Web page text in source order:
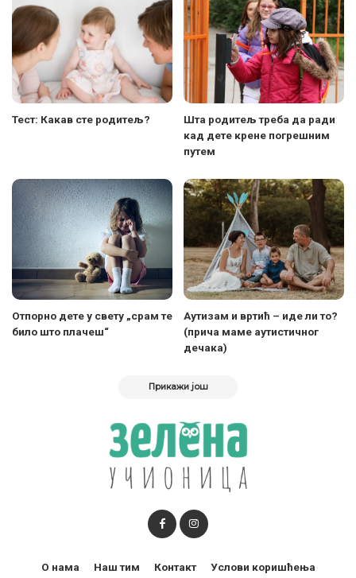
Тест: Какав сте родитељ?
Шта родитељ треба да ради
кад дете крене погрешним
путем
Отпорно дете у свету „срам те
било што плачеш“
Аутизам и вртић – иде ли то?
(прича маме аутистичног
дечака)
Прикажи још
О нама Наш тим Контакт Услови коришћења